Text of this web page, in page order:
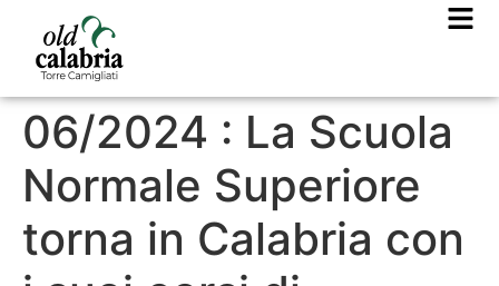
06/2024 : La Scuola
Normale Superiore
torna in Calabria con